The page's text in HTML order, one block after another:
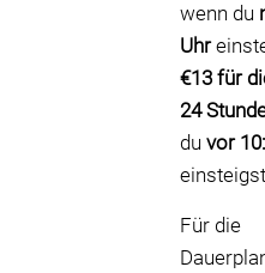
wenn du
Uhr
€13 für
24
du vor
Für die